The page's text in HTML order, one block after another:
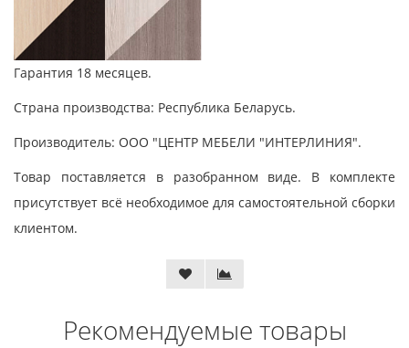
Гарантия 18 месяцев.
Страна производства: Республика Беларусь.
Производитель: ООО "ЦЕНТР МЕБЕЛИ "ИНТЕРЛИНИЯ".
Товар поставляется в разобранном виде. В комплекте
присутствует всё необходимое для самостоятельной сборки
клиентом.
Рекомендуемые товары